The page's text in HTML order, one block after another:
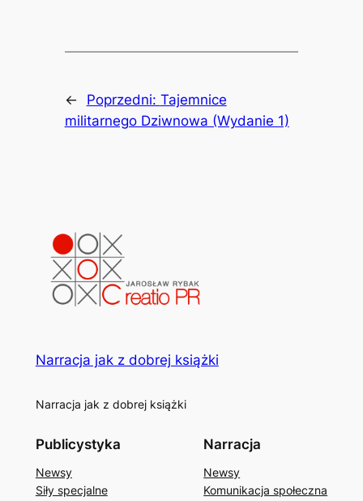
← Poprzedni: Tajemnice
militarnego Dziwnowa (Wydanie 1)
Narracja jak z dobrej książki
Narracja jak z dobrej książki
Publicystyka
Newsy
Siły specjalne
Narracja
Newsy
Komunikacja społeczna